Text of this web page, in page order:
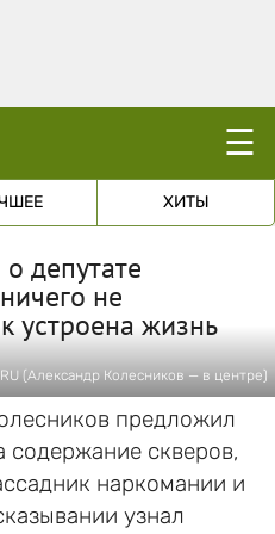
☰
ХИТЫ
депутате
не
устроена жизнь
(Александр Колесников — в центре)
предложил
содержание скверов,
наркомании и
узнал